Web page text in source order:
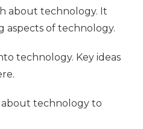
about technology. It
aspects of technology.
technology. Key ideas
technology to